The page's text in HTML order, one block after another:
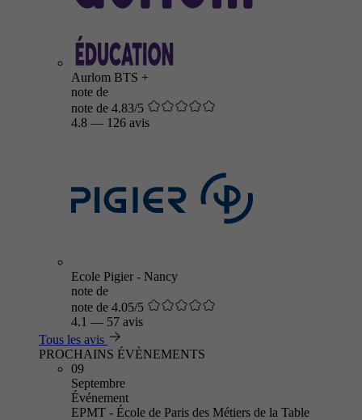
Aurlom BTS +
note de
note de 4.83/5
4.8 — 126 avis
Ecole Pigier - Nancy
note de
note de 4.05/5
4.1 — 57 avis
Tous les avis
PROCHAINS ÉVÈNEMENTS
09
Septembre
Événement
EPMT - École de Paris des Métiers de la Table